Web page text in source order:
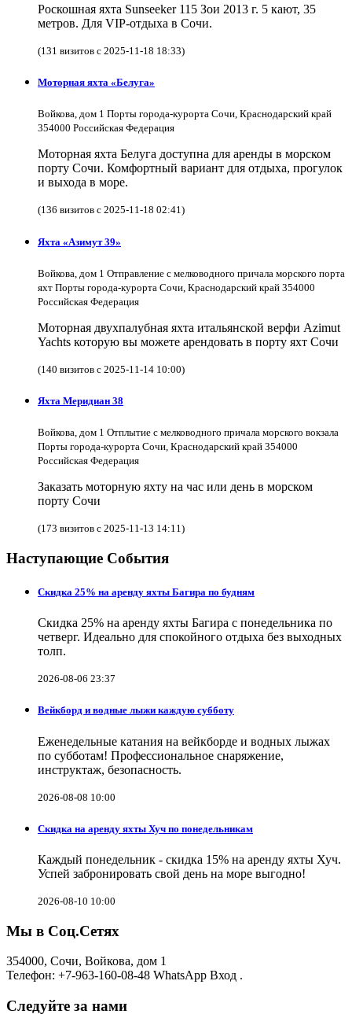
Роскошная яхта Sunseeker 115 Зои 2013 г. 5 кают, 35
метров. Для VIP-отдыха в Сочи.
(131 визитов с 2025-11-18 18:33)
Моторная яхта «Белуга»
Войкова, дом 1 Порты города-курорта Сочи, Краснодарский край
354000 Российская Федерация
Моторная яхта Белуга доступна для аренды в морском
порту Сочи. Комфортный вариант для отдыха, прогулок
и выхода в море.
(136 визитов с 2025-11-18 02:41)
Яхта «Азимут 39»
Войкова, дом 1 Отправление с мелководного причала морского порта
яхт Порты города-курорта Сочи, Краснодарский край 354000
Российская Федерация
Моторная двухпалубная яхта итальянской верфи Azimut
Yachts которую вы можете арендовать в порту яхт Сочи
(140 визитов с 2025-11-14 10:00)
Яхта Меридиан 38
Войкова, дом 1 Отплытие с мелководного причала морского вокзала
Порты города-курорта Сочи, Краснодарский край 354000
Российская Федерация
Заказать моторную яхту на час или день в морском
порту Сочи
(173 визитов с 2025-11-13 14:11)
Наступающие События
Скидка 25% на аренду яхты Багира по будням
Скидка 25% на аренду яхты Багира с понедельника по
четверг. Идеально для спокойного отдыха без выходных
толп.
2026-08-06 23:37
Вейкборд и водные лыжи каждую субботу
Еженедельные катания на вейкборде и водных лыжах
по субботам! Профессиональное снаряжение,
инструктаж, безопасность.
2026-08-08 10:00
Скидка на аренду яхты Хуч по понедельникам
Каждый понедельник - скидка 15% на аренду яхты Хуч.
Успей забронировать свой день на море выгодно!
2026-08-10 10:00
Мы в Соц.Сетях
354000, Сочи, Войкова, дом 1
Телефон: +7-963-160-08-48 WhatsApp Вход .
Следуйте за нами